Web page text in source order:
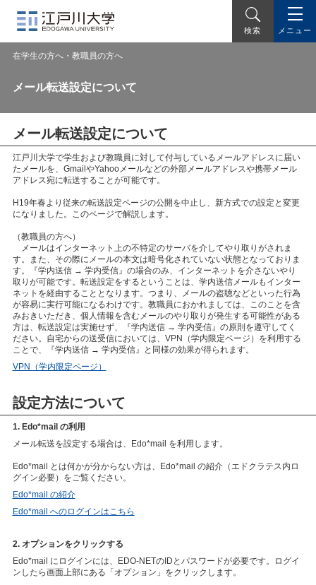
検索 メニュー
在学生の方へ・教職員の方へ
メール転送設定について
メール転送設定について
江戸川大学で学生および教職員に対して付与しているメールアドレスに届い
たメールを、GmailやYahooメールなどの外部メールアドレスや携帯メール
アドレス宛に転送することが可能です。
H19年春より従来の転送設定ページの公開を中止し、新方式での設定と変更
になりました。このページで解説します。
（教職員の方へ）
メールはインターネット上の不特定のサーバを介してやり取りがされま
す。また、その際にメールの本文は暗号化されていない状態となっておりま
す。『学内送信 → 学内受信』の場合のみ、インターネットを介さないやり
取りが可能です。転送設定をするということは、学内送信メールもインター
ネットを経由することとなります。つまり、メールの盗聴などといった行為
が容易に実行可能になるわけです。教職員におかれましては、このことを含
みおきいただき、個人情報を含むメールのやり取りが発生する可能性がある
方は、転送設定は実施せず、『学内送信 → 学内受信』の原則を遵守してく
ださい。自宅からの送受信においては、VPN（学内限定ページ）を利用する
ことで、『学内送信 → 学内受信』と同様の効果が得られます。
VPN（学内限定ページ）
設定方法について
1. Edo*mail の利用
メール転送を設定する場合は、Edo*mail を利用します。
Edo*mail とは何かが分からない方は、Edo*mail の紹介（エドクラテス内ロ
グイン必要）をご覧ください。
Edo*mail の紹介
Edo*mail へのログインはこちら
2. オプションをクリックする
Edo*mail にログインには、EDO-NETのIDとパスワードが必要です。ログイ
ンしたら画面上部にある「オプション」をクリックします。